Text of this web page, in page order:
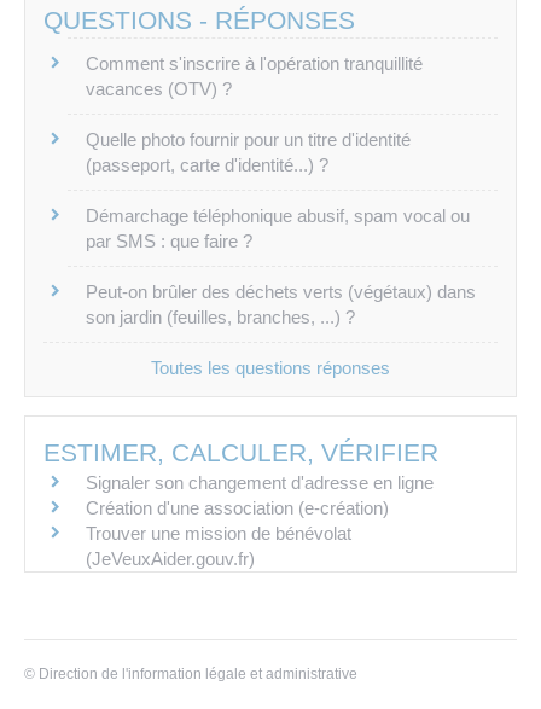
QUESTIONS - RÉPONSES
Comment s'inscrire à l'opération tranquillité
vacances (OTV) ?
Quelle photo fournir pour un titre d'identité
(passeport, carte d'identité...) ?
Démarchage téléphonique abusif, spam vocal ou
par SMS : que faire ?
Peut-on brûler des déchets verts (végétaux) dans
son jardin (feuilles, branches, ...) ?
Toutes les questions réponses
ESTIMER, CALCULER, VÉRIFIER
Signaler son changement d'adresse en ligne
Création d'une association (e-création)
Trouver une mission de bénévolat
(JeVeuxAider.gouv.fr)
© Direction de l'information légale et administrative